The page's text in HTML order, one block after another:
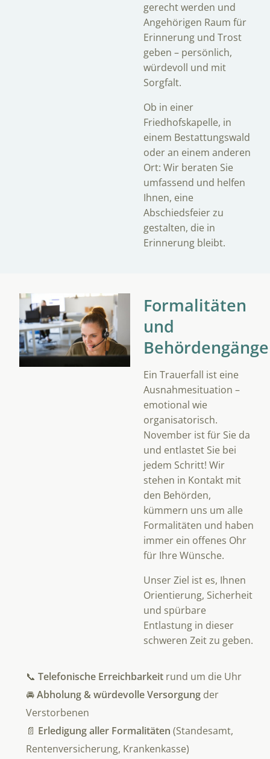
gerecht werden und
Angehörigen Raum für
Erinnerung und Trost
geben – persönlich,
würdevoll und mit
Sorgfalt.
Ob in einer
Friedhofskapelle, in
einem Bestattungswald
oder an einem anderen
Ort: Wir beraten Sie
umfassend und helfen
Ihnen, eine
Abschiedsfeier zu
gestalten, die in
Erinnerung bleibt.
Formalitäten
und
Behördengänge
Ein Trauerfall ist eine
Ausnahmesituation –
emotional wie
organisatorisch.
November ist für Sie da
und entlastet Sie bei
jedem Schritt! Wir
stehen in Kontakt mit
den Behörden,
kümmern uns um alle
Formalitäten und haben
immer ein offenes Ohr
für Ihre Wünsche.
Unser Ziel ist es, Ihnen
Orientierung, Sicherheit
und spürbare
Entlastung in dieser
schweren Zeit zu geben.
📞 Telefonische Erreichbarkeitrund um die Uhr
🚘Abholung & würdevolle Versorgungder
Verstorbenen
📄 Erledigung aller Formalitäten (Standesamt,
Rentenversicherung, Krankenkasse)